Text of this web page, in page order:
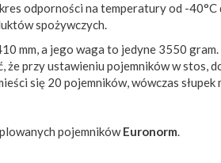
odporności na temperatury od -40°C
spożywczych.
mm, a jego waga to jedyne 3550
że przy ustawieniu pojemników w stos,
się 20 pojemników, wówczas słupek
pojemnikówEuronorm.